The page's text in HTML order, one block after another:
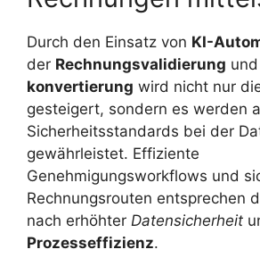
Durch den Einsatz von KI-
der Rechnungsvalidierung
konvertierung wird nicht nur
gesteigert, sondern es werden
Sicherheitsstandards bei der
gewährleistet. Effiziente
Genehmigungsworkflows und
Rechnungsrouten entsprechen
nach erhöhter Datensicherheit
Prozesseffizienz.